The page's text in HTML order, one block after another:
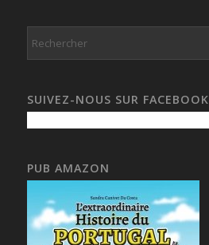
SUIVEZ-NOUS SUR FACEBOOK
PUB AMAZON